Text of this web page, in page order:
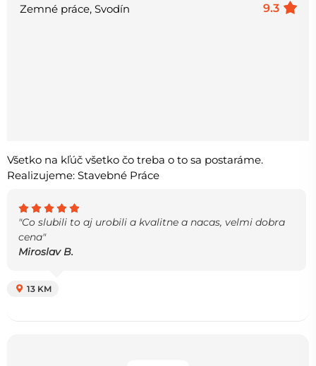
9.3
Zemné práce, Svodín
Všetko na kľúč všetko čo treba o to sa postaráme.
Realizujeme: Stavebné Práce
"Co slubili to aj urobili a kvalitne a nacas, velmi dobra
cena"
Miroslav B.
13 KM